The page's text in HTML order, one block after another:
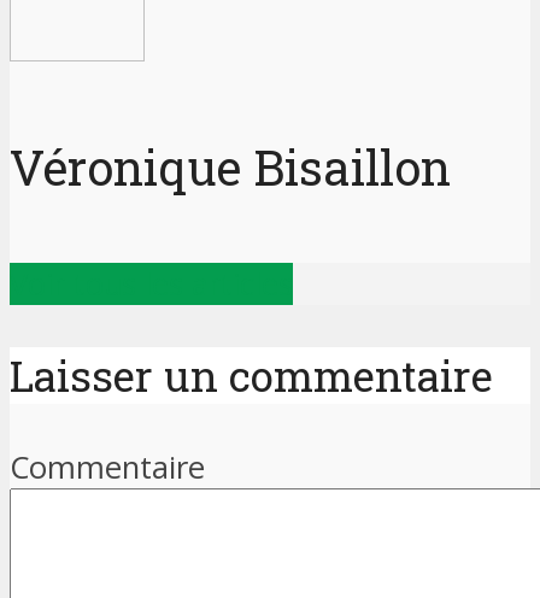
Véronique Bisaillon
Laisser un commentaire
Commentaire